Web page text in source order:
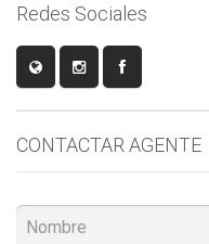
Redes Sociales
CONTACTAR AGENTE